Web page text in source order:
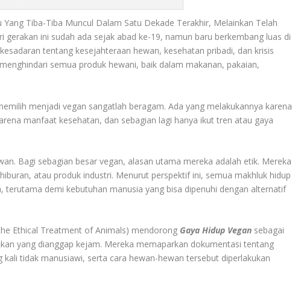
Yang Tiba-Tiba Muncul Dalam Satu Dekade Terakhir, Melainkan Telah
gerakan ini sudah ada sejak abad ke-19, namun baru berkembang luas di
tentang kesejahteraan hewan, kesehatan pribadi, dan krisis
semua produk hewani, baik dalam makanan, pakaian,
menjadi vegan sangatlah beragam. Ada yang melakukannya karena
manfaat kesehatan, dan sebagian lagi hanya ikut tren atau gaya
Bagi sebagian besar vegan, alasan utama mereka adalah etik. Mereka
atau produk industri. Menurut perspektif ini, semua makhluk hidup
terutama demi kebutuhan manusia yang bisa dipenuhi dengan alternatif
Ethical Treatment of Animals) mendorong Gaya Hidup Vegan sebagai
yang dianggap kejam. Mereka memaparkan dokumentasi tentang
tidak manusiawi, serta cara hewan-hewan tersebut diperlakukan